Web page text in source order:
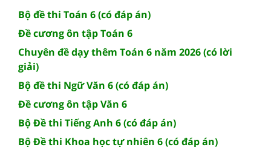
Bộ đề thi Toán 6 (có đáp án)
Đề cương ôn tập Toán 6
Chuyên đề dạy thêm Toán 6 năm 2026 (có lời
giải)
Bộ đề thi Ngữ Văn 6 (có đáp án)
Đề cương ôn tập Văn 6
Bộ Đề thi Tiếng Anh 6 (có đáp án)
Bộ Đề thi Khoa học tự nhiên 6 (có đáp án)